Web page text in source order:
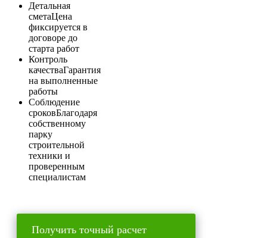
Детальная
сметаЦена
фиксируется в
договоре до
старта работ
Контроль
качестваГарантия
на выполненные
работы
Соблюдение
сроковБлагодаря
собственному
парку
строительной
техники и
проверенным
специалистам
Получить точный расчет